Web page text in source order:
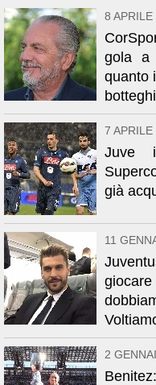
8 APRILE
gola a
quanto
7 APRILE
Juve
già
11
2